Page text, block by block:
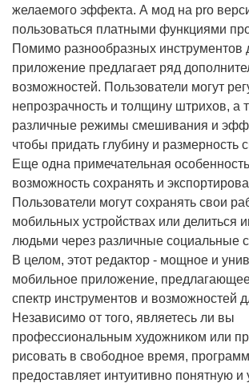
желаемого эффекта. А мод на pro
пользоваться платными функциями
Помимо разнообразных инструментов
приложение предлагает ряд
возможностей. Пользователи могут
непрозрачность и толщину штрихов, а
различные режимы смешивания и
чтобы придать глубину и размерность
Еще одна примечательная
возможность сохранять и
Пользователи могут сохранять свои
мобильных устройствах или делиться
людьми через различные социальные
В целом, этот редактор - мощное и
мобильное приложение,
спектр инструментов и возможностей
Независимо от того, являетесь ли вы
профессиональным художником или
рисовать в свободное время,
предоставляет интуитивно понятную и